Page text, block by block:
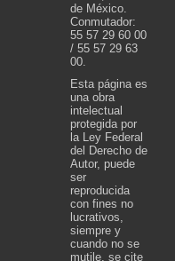
de México.
Conmutador:
55 57 29 60 00
/ 55 57 29 63
00.
Esta página es
una obra
intelectual
protegida por
la Ley Federal
del Derecho de
Autor, puede
ser
reproducida
con fines no
lucrativos,
siempre y
cuando no se
mutile, se cite